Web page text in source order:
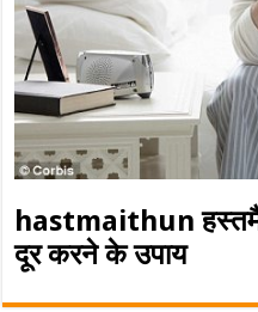
hastmaithun
दूर करने के उपाय